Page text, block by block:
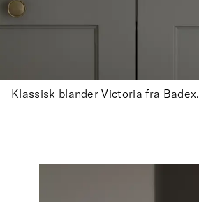
Klassisk blander Victoria fra Badex.